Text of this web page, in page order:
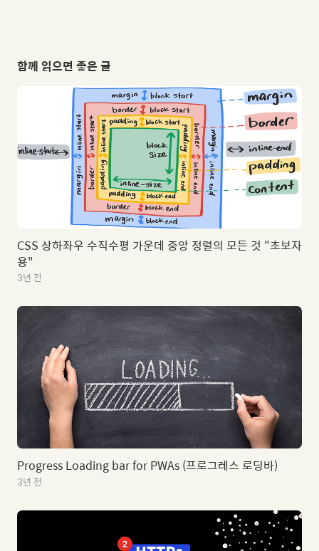
함께 읽으면 좋은 글
CSS 상하좌우 수직수평 가운데 중앙 정렬의 모든 것 "초보자
용"
3년 전
Progress Loading bar for PWAs (프로그레스 로딩바)
3년 전